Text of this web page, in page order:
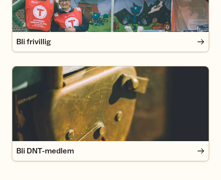
Bli frivillig
Bli DNT-medlem
Bli DNT-medlem